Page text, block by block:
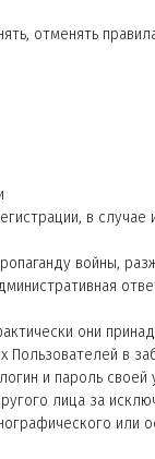
отменять
в случае
войны,
они
Пользователей в
и пароль своей
лица за